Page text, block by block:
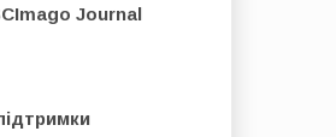
Journal